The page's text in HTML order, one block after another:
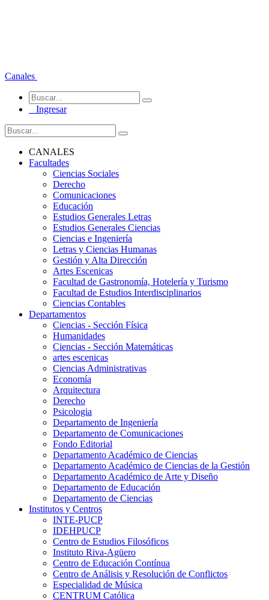
Canales
Ingresar
CANALES
Facultades
Ciencias Sociales
Derecho
Comunicaciones
Educación
Estudios Generales Letras
Estudios Generales Ciencias
Ciencias e Ingeniería
Letras y Ciencias Humanas
Gestión y Alta Dirección
Artes Escenicas
Facultad de Gastronomía, Hotelería y Turismo
Facultad de Estudios Interdisciplinarios
Ciencias Contables
Departamentos
Ciencias - Sección Física
Humanidades
Ciencias - Sección Matemáticas
artes escenicas
Ciencias Administrativas
Economía
Arquitectura
Derecho
Psicologia
Departamento de Ingeniería
Departamento de Comunicaciones
Fondo Editorial
Departamento Académico de Ciencias
Departamento Académico de Ciencias de la Gestión
Departamento Académico de Arte y Diseño
Departamento de Educación
Departamento de Ciencias
Institutos y Centros
INTE-PUCP
IDEHPUCP
Centro de Estudios Filosóficos
Instituto Riva-Agüero
Centro de Educación Contínua
Centro de Análisis y Resolución de Conflictos
Especialidad de Música
CENTRUM Católica